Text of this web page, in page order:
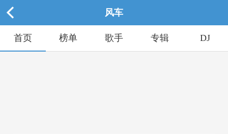
风车
首页 榜单 歌手 专辑 DJ